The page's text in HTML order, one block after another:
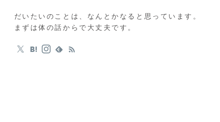
だいたいのことは、なんとかなると思っています。
まずは体の話からで大丈夫です。